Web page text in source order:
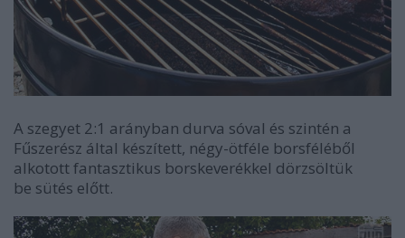
A szegyet 2:1 arányban durva sóval és szintén a
Fűszerész által készített, négy-ötféle borsféléből
alkotott fantasztikus borskeverékkel dörzsöltük
be sütés előtt.